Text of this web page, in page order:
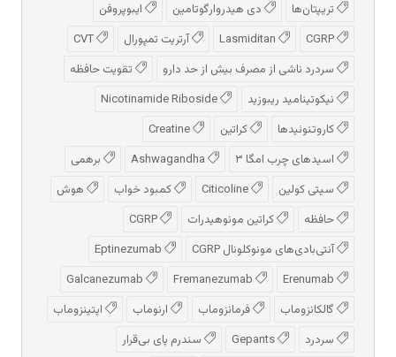
تریپتان‌ها
دی هیدروارگوتامین
ایبوپروفن
آرتریت تمپورال
سردرد ناشی از مصرف بیش از حد دارو
تقویت حافظه
نیکوتینامید ریبوزید
کاروتنوئیدها
کراتین
اسیدهای چرب امگا ۳
برهمی
سیتی کولین
کمبود خواب
هوش
حافظه
کراتین مونوهیدرات
آنتی‌بادی‌های مونوکلونال CGRP
گالکانزوماب
فرمانزوماب ارنوماب
اپتینزوماب
سردرد
سندرم پای بی‌قرار